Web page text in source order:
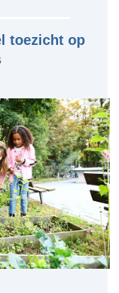
toezicht op